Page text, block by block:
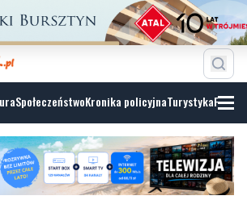
SpołeczeństwoKronika policyjnaTurystyka
tobie, teraz ty pomóż